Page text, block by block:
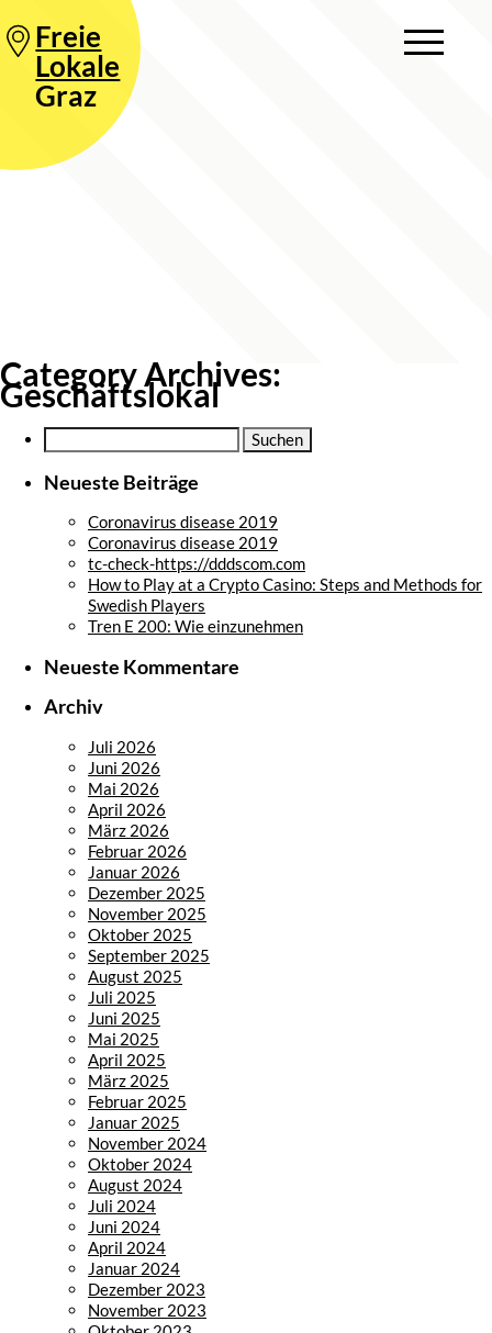
Freie
Lokale
Graz
Category Archives:
Geschäftslokal
Suche
nach:
Neueste Beiträge
Coronavirus disease 2019
Coronavirus disease 2019
tc-check-https://dddscom.com
How to Play at a Crypto Casino: Steps and Methods for
Swedish Players
Tren E 200: Wie einzunehmen
Neueste Kommentare
Archiv
Juli 2026
Juni 2026
Mai 2026
April 2026
März 2026
Februar 2026
Januar 2026
Dezember 2025
November 2025
Oktober 2025
September 2025
August 2025
Juli 2025
Juni 2025
Mai 2025
April 2025
März 2025
Februar 2025
Januar 2025
November 2024
Oktober 2024
August 2024
Juli 2024
Juni 2024
April 2024
Januar 2024
Dezember 2023
November 2023